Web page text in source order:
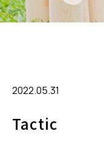
2022.05.31
Tactic